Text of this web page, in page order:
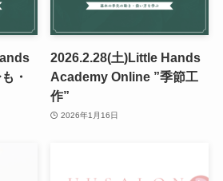
・
2026.2.28(土)Little Hands
Academy Online ”季節工
作”
2026年1月16日